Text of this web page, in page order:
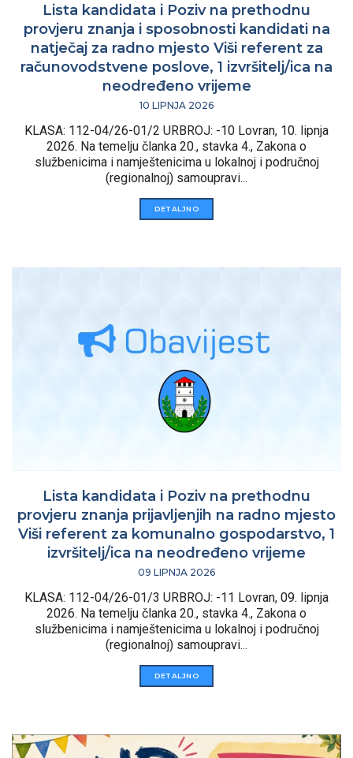
Lista kandidata i Poziv na prethodnu
provjeru znanja i sposobnosti kandidati na
natječaj za radno mjesto Viši referent za
računovodstvene poslove, 1 izvršitelj/ica na
neodređeno vrijeme
10 LIPNJA 2026
KLASA: 112-04/26-01/2 URBROJ: -10 Lovran, 10. lipnja
2026. Na temelju članka 20., stavka 4., Zakona o
službenicima i namještenicima u lokalnoj i područnoj
(regionalnoj) samoupravi...
DETALJNO
Lista kandidata i Poziv na prethodnu
provjeru znanja prijavljenjih na radno mjesto
Viši referent za komunalno gospodarstvo, 1
izvršitelj/ica na neodređeno vrijeme
09 LIPNJA 2026
KLASA: 112-04/26-01/3 URBROJ: -11 Lovran, 09. lipnja
2026. Na temelju članka 20., stavka 4., Zakona o
službenicima i namještenicima u lokalnoj i područnoj
(regionalnoj) samoupravi...
DETALJNO